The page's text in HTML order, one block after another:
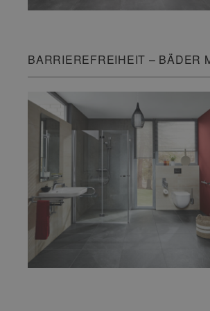
BARRIEREFREIHEIT – BÄDER